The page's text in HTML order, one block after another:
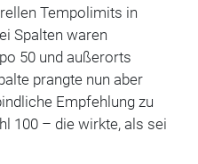
Tempolimits in
Spalten waren
50 und außerorts
prangte nun aber
Empfehlung zu
100 – die wirkte, als sei